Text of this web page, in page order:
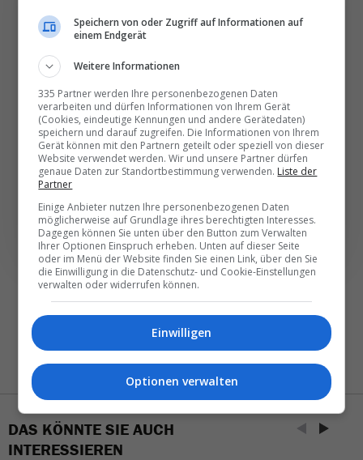
Die wichtigsten und
besten News direkt in
Ihr E‑Mail-Postfach
Täglich oder wöchentlich, mit mehr Insights oder
weniger. Bei Travel­news haben Sie die Wahl.
DAS KÖNNTE SIE AUCH
INTERESSIEREN
Speichern von oder Zugriff auf Informationen auf
einem Endgerät
Weitere Informationen
335 Partner werden Ihre personenbezogenen Daten
verarbeiten und dürfen Informationen von Ihrem Gerät
(Cookies, eindeutige Kennungen und andere Gerätedaten)
speichern und darauf zugreifen. Die Informationen von Ihrem
Gerät können mit den Partnern geteilt oder speziell von dieser
Website verwendet werden. Wir und unsere Partner dürfen
genaue Daten zur Standortbestimmung verwenden. Liste der
Partner
Einige Anbieter nutzen Ihre personenbezogenen Daten
möglicherweise auf Grundlage ihres berechtigten Interesses.
Dagegen können Sie unten über den Button zum Verwalten
Ihrer Optionen Einspruch erheben. Unten auf dieser Seite
oder im Menü der Website finden Sie einen Link, über den Sie
die Einwilligung in die Datenschutz- und Cookie-Einstellungen
verwalten oder widerrufen können.
Einwilligen
Optionen verwalten